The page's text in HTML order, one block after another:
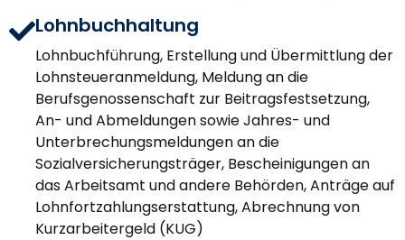
Lohnbuchhaltung
Lohnbuchführung, Erstellung und Übermittlung der
Lohnsteueranmeldung, Meldung an die
Berufsgenossenschaft zur Beitragsfestsetzung,
An- und Abmeldungen sowie Jahres- und
Unterbrechungsmeldungen an die
Sozialversicherungsträger, Bescheinigungen an
das Arbeitsamt und andere Behörden, Anträge auf
Lohnfortzahlungserstattung, Abrechnung von
Kurzarbeitergeld (KUG)